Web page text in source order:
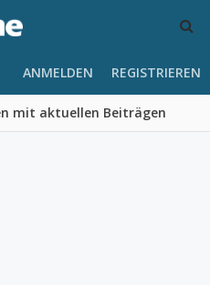
mit aktuellen Beiträgen
ANMELDEN REGISTRIEREN